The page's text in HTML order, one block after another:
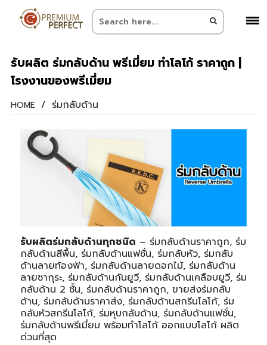
รับผลิต ร่มกลับด้าน พรีเมี่ยม ทำโลโก้ ราคาถูก |
โรงงานของพรีเมี่ยม
HOME / ร่มกลับด้าน
รับผลิตร่มกลับด้านทุกชนิด – ร่มกลับด้านราคาถูก, ร่ม
กลับด้านสีพื้น, ร่มกลับด้านแฟชั่น, ร่มกลับหัว, ร่มกลับ
ด้านลายท้องฟ้า, ร่มกลับด้านลายดอกไม้, ร่มกลับด้าน
ลายซากุระ, ร่มกลับด้านกันยูวี, ร่มกลับด้านเคลือบยูวี, ร่ม
กลับด้าน 2 ชั้น, ร่มกลับด้านราคาถูก, ขายส่งร่มกลับ
ด้าน, ร่มกลับด้านราคาส่ง, ร่มกลับด้านสกรีนโลโก้, ร่ม
กลับหัวสกรีนโลโก้, ร่มหุบกลับด้าน, ร่มกลับด้านแฟชั่น,
ร่มกลับด้านพรีเมี่ยม พร้อมทำโลโก้ ออกแบบโลโก้ ผลิต
ด่วนที่สุด